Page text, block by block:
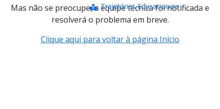
Trajetórias Educacionais
Mas não se preocupe, a equipe técnica foi notificada e
resolverá o problema em breve.
Clique aqui para voltar à página Início